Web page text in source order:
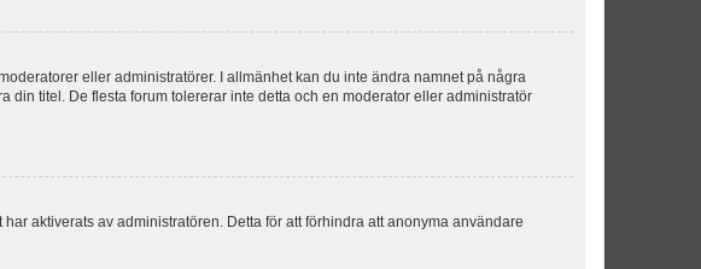
eller administratörer. I allmänhet kan du inte ändra namnet på några
din titel. De flesta forum tolererar inte detta och en moderator eller administratör
aktiverats av administratören. Detta för att förhindra att anonyma användare